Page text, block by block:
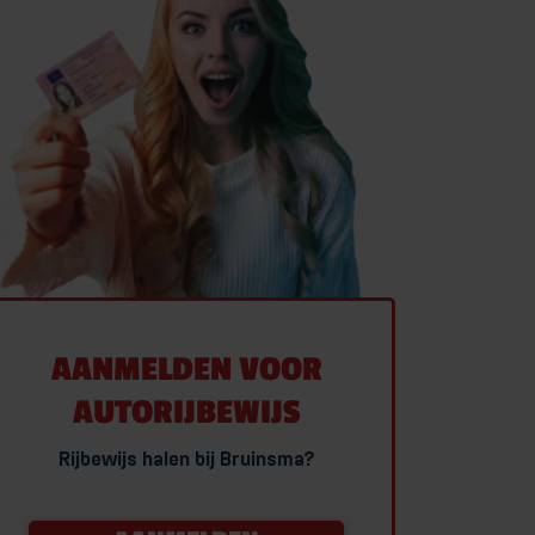
AANMELDEN VOOR
AUTORIJBEWIJS
Rijbewijs halen bij Bruinsma?
RIJBEWIJS
WORDEN
BEROEPSMATIG
MEER OVER TRANSPORT RIJBEWIJS